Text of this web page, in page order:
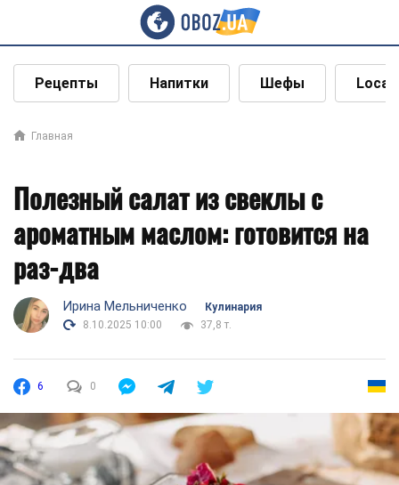
Рецепты Напитки Шефы Local
Главная
Полезный салат из свеклы с
ароматным маслом: готовится на
раз-два
Ирина Мельниченко
Кулинария
8.10.2025 10:00
37,8 т.
6 0